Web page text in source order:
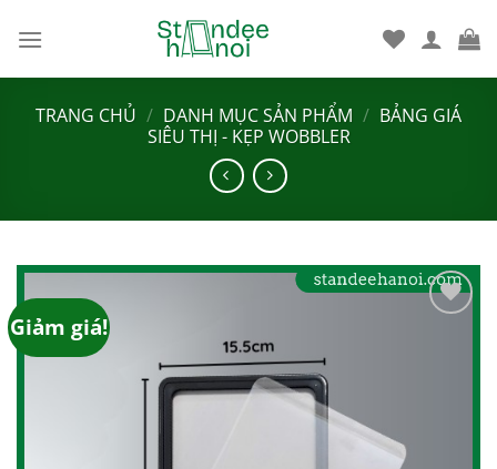
qua
TRANG CHỦ / DANH MỤC SẢN PHẨM / BẢNG GIÁ
SIÊU THỊ - KẸP WOBBLER
Giảm giá!